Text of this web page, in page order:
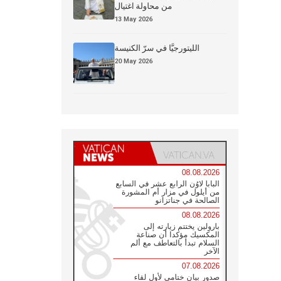
من محاولة اغتيال
13 May 2026
الليتورجيَّا في سرّ الكنيسة
20 May 2026
08.08.2026
البابا لاوُن الرابع عشر في السابع
من أيلول في مزار أم المشورة
الصالحة في جناتزانو
08.08.2026
بارولين يختتم زيارته إلى
المكسيك مؤكدا أن صناعة
السلام تبدأ بالتعاطف مع ألم
الآخر
07.08.2026
صدور بيان ختامي لأول لقاء